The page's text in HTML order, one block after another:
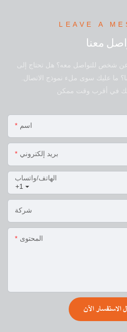
LEAVE A
معنا
شخص للتواصل معه؟ هل تحتاج إلى
ما عليك سوى ملء نموذج الاتصال.
اسم
بريد إلكتروني
+1
الهاتف/واتساب
شركة
المحتوى
الاستفسار الآن